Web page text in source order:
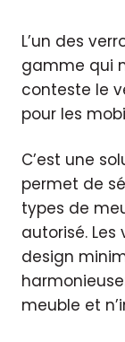
L’un des
gamme qui
conteste le
pour les
C’est une
permet de
types de
autorisé.
design
meuble et